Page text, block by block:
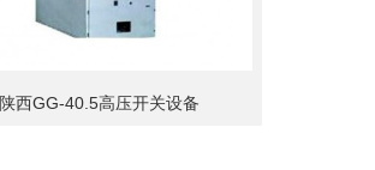
陕西GG-40.5高压开关设备